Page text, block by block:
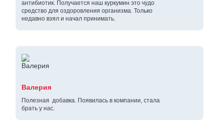
антибиотик. Получается наш куркумин это чудо
средство для оздоровления организма. Только
недавно взял и начал принимать.
Валерия
Полезная добавка. Появилась в компании, стала
брать у нас.